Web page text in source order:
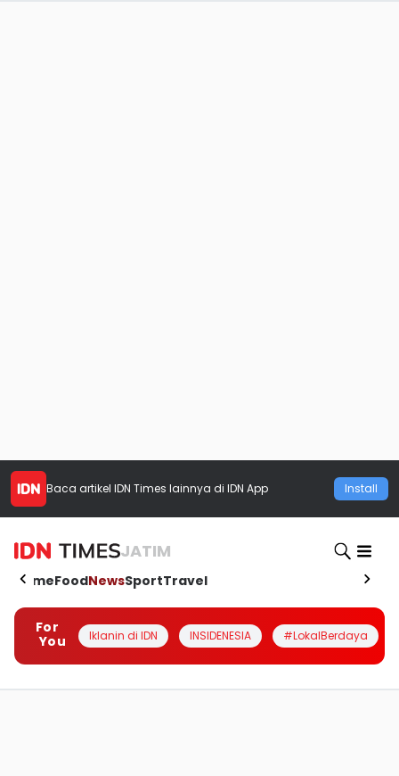
Baca artikel IDN Times lainnya di IDN App Install
JATIM
HomeFoodNewsSportTravel
For
You
Iklanin di IDN INSIDENESIA #LokalBerdaya